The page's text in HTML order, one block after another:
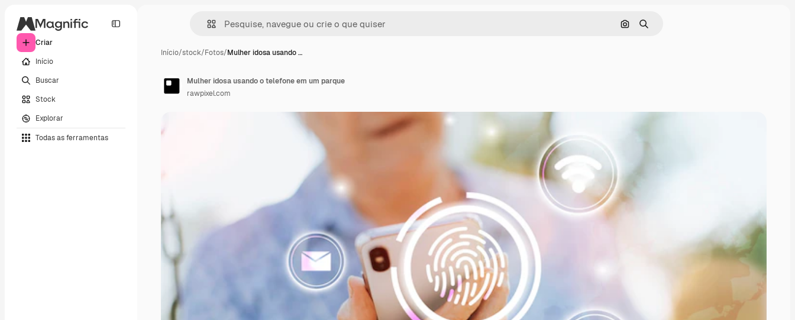
Criar
Início
Buscar
Stock
Explorar
Todas as ferramentas
Pesquisar por imagem
Buscar
Início/stock/Fotos/Mulher idosa usando …
Mulher idosa usando o telefone em um parque
rawpixel.com